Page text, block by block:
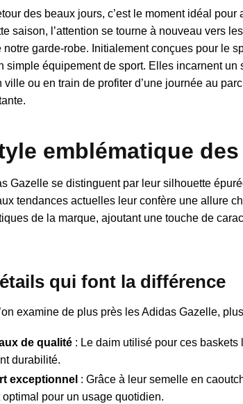
des beaux jours, c’est le moment idéal
saison, l’attention se tourne à nouveau vers
notre garde-robe. Initialement conçues pour le
simple équipement de sport. Elles incarnent
ville ou en train de profiter d’une journée au
emblématique
Gazelle se distinguent par leur silhouette
tendances actuelles leur confère une allure
de la marque, ajoutant une touche de
qui font la différence
examine de plus près les Adidas Gazelle,
de qualité : Le daim utilisé pour ces
durabilité.
exceptionnel : Grâce à leur semelle en
optimal pour un usage quotidien.